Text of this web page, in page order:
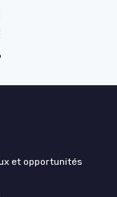
et opportunités